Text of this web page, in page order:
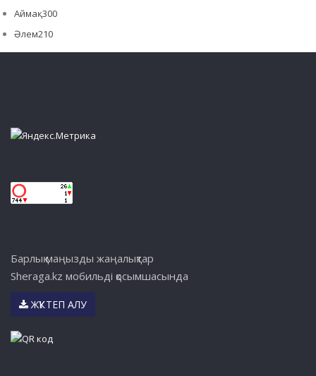
Аймақ300
Әлем210
Барлық маңызды жаңалықтар
Sheraga.kz мобильді қосымшасында
ЖҮКТЕП АЛУ